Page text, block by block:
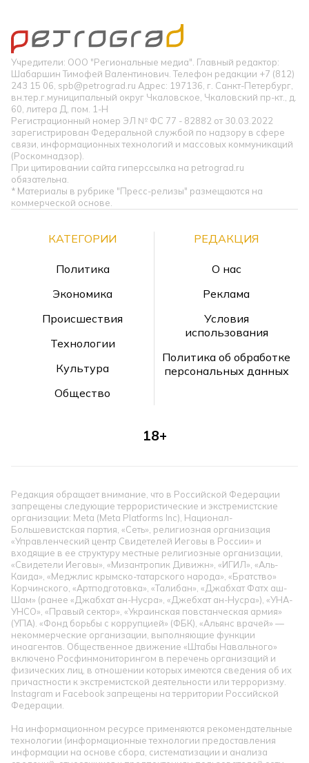
Учредители: ООО "Региональные медиа". Главный редактор:
Шабаршин Тимофей Валентинович. Телефон редакции +7 (812)
243 15 06, spb@petrograd.ru Адрес: 197136, г. Санкт-Петербург,
вн.тер.г.муниципальный округ Чкаловское, Чкаловский пр-кт., д.
60, литера Д, пом. 1-Н
Регистрационный номер ЭЛ № ФС 77 - 82882 от 30.03.2022
зарегистрирован Федеральной службой по надзору в сфере
связи, информационных технологий и массовых коммуникаций
(Роскомнадзор).
При цитировании сайта гиперссылка на petrograd.ru
обязательна.
* Материалы в рубрике "Пресс-релизы" размещаются на
коммерческой основе.
КАТЕГОРИИ
Политика
Экономика
Происшествия
Технологии
Культура
Общество
РЕДАКЦИЯ
О нас
Реклама
Условия
использования
Политика об обработке
персональных данных
18+
Редакция обращает внимание, что в Российской Федерации
запрещены следующие террористические и экстремистские
организации: Meta (Meta Platforms Inc), Национал-
Большевистская партия, «Сеть», религиозная организация
«Управленческий центр Свидетелей Иеговы в России» и
входящие в ее структуру местные религиозные организации,
«Свидетели Иеговы», «Мизантропик Дивижн», «ИГИЛ», «Аль-
Каида», «Меджлис крымско-татарского народа», «Братство»
Корчинского, «Артподготовка», «Талибан», «Джабхат Фатх аш-
Шам» (ранее «Джабхат ан-Нусра», «Джебхат ан-Нусра»), «УНА-
УНСО», «Правый сектор», «Украинская повстанческая армия»
(УПА). «Фонд борьбы с коррупцией» (ФБК), «Альянс врачей» —
некоммерческие организации, выполняющие функции
иноагентов. Общественное движение «Штабы Навального»
включено Росфинмониторингом в перечень организаций и
физических лиц, в отношении которых имеются сведения об их
причастности к экстремистской деятельности или терроризму.
Instagram и Facebook запрещены на территории Российской
Федерации.
На информационном ресурсе применяются рекомендательные
технологии (информационные технологии предоставления
информации на основе сбора, систематизации и анализа